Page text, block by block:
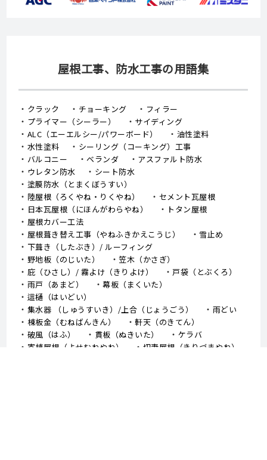
屋根工事、防水工事の用語集
クラック チョーキング
フィラー
プライマー（シーラー）
サイディング
ALC（エーエルシー/パワーボード）
油性塗料
水性塗料
シーリング（コーキング）工事
バルコニー
ベランダ
アスファルト防水
ウレタン防水
シート防水
塗膜防水（とまくぼうすい）
陸屋根（ろくやね・りくやね）
セメント瓦屋根
日本瓦屋根（にほんがわらやね）
トタン屋根
屋根カバー工法
屋根葺き替え工事（やねふきかえこうじ）
雪止め
下葺き（したぶき）/ ルーフィング
野地板（のじいた）
笠木（かさぎ）
庇（ひさし）/ 霧よけ（きりよけ）
戸袋（とぶくろ）
雨戸（あまど）
幕板（まくいた）
這樋（はいどい）
集水器 （しゅうすいき）/上合（じょうごう）
雨どい
棟板金（むねばんきん）
軒天（のきてん）
破風（はふ）
貫板（ぬきいた）
ケラバ
寄棟屋根（よせむねやね）
切妻屋根（きりづまやね）